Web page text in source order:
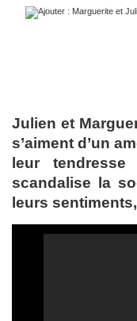
Julien et
s’aiment d’un
leur
scandalise la
leurs